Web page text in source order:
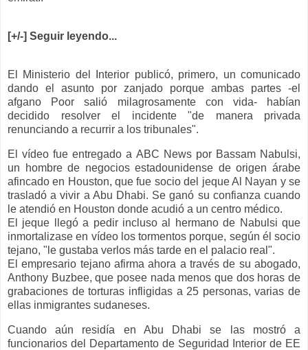
[+/-] Seguir leyendo...
El Ministerio del Interior publicó, primero, un comunicado
dando el asunto por zanjado porque ambas partes -el
afgano Poor salió milagrosamente con vida- habían
decidido resolver el incidente "de manera privada
renunciando a recurrir a los tribunales".
El vídeo fue entregado a ABC News por Bassam Nabulsi,
un hombre de negocios estadounidense de origen árabe
afincado en Houston, que fue socio del jeque Al Nayan y se
trasladó a vivir a Abu Dhabi. Se ganó su confianza cuando
le atendió en Houston donde acudió a un centro médico.
El jeque llegó a pedir incluso al hermano de Nabulsi que
inmortalizase en vídeo los tormentos porque, según él socio
tejano, "le gustaba verlos más tarde en el palacio real".
El empresario tejano afirma ahora a través de su abogado,
Anthony Buzbee, que posee nada menos que dos horas de
grabaciones de torturas infligidas a 25 personas, varias de
ellas inmigrantes sudaneses.
Cuando aún residía en Abu Dhabi se las mostró a
funcionarios del Departamento de Seguridad Interior de EE